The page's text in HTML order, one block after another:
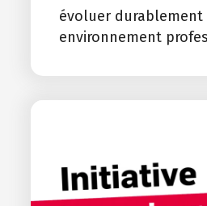
évoluer durablement
environnement